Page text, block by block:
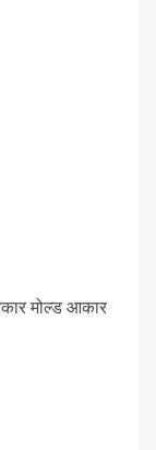
मोल्ड आकार